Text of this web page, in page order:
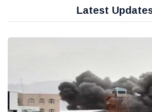
Latest